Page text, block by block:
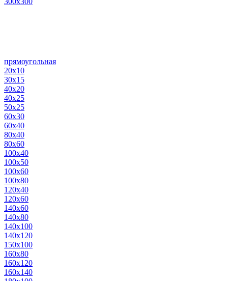
прямоугольная
20х10
30х15
40х20
40х25
50х25
60х30
60х40
80х40
80х60
100х40
100х50
100х60
100х80
120х40
120х60
140х60
140х80
140х100
140х120
150х100
160х80
160х120
160х140